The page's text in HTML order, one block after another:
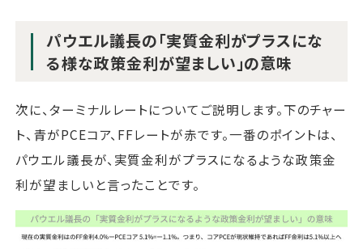
パウエル議長の「実質金利がプラスにな
る様な政策金利が望ましい」の意味
次に、ターミナルレートについてご説明します。下のチャー
ト、青がPCEコア、FFレートが赤です。一番のポイントは、
パウエル議長が、実質金利がプラスになるような政策金
利が望ましいと言ったことです。